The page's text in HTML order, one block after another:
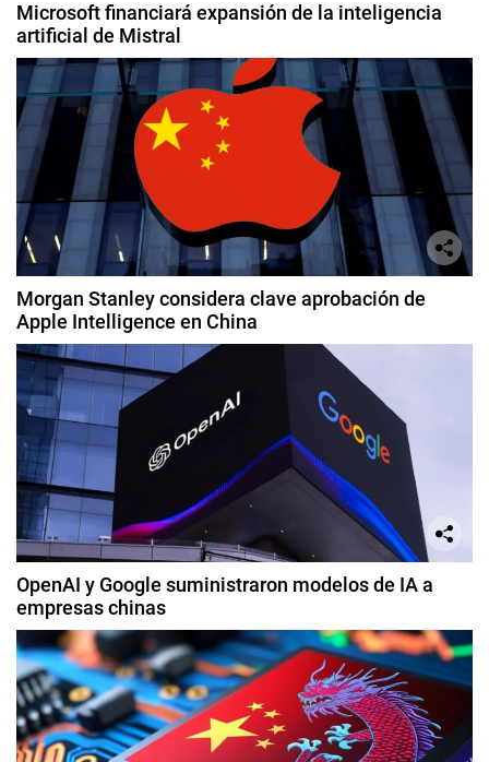
Microsoft financiará expansión de la inteligencia
artificial de Mistral
Morgan Stanley considera clave aprobación de
Apple Intelligence en China
OpenAI y Google suministraron modelos de IA a
empresas chinas